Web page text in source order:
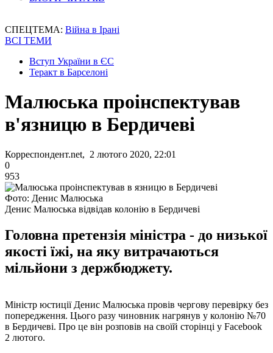
СПЕЦТЕМА: Війна в Ірані
ВСІ ТЕМИ
Вступ України в ЄС
Теракт в Барселоні
Малюська проінспектував
в'язницю в Бердичеві
Корреспондент.net, 2 лютого 2020, 22:01
0
953
Фото: Денис Малюська
Денис Малюська відвідав колонію в Бердичеві
Головна претензія міністра - до низької
якості їжі, на яку витрачаються
мільйони з держбюджету.
Міністр юстиції Денис Малюська провів чергову перевірку без
попередження. Цього разу чиновник нагрянув у колонію №70
в Бердичеві. Про це він розповів на своїй сторінці у Facebook
2 лютого.